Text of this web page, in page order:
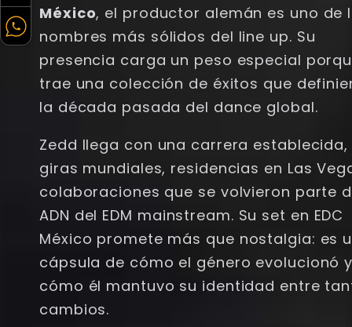
México, el productor alemán es uno de
nombres más sólidos del line up. Su
presencia carga un peso especial
trae una colección de éxitos que
la década pasada del dance global.
Zedd llega con una carrera establecida,
giras mundiales, residencias en Las
colaboraciones que se volvieron parte
ADN del EDM mainstream. Su set en EDC
México promete más que nostalgia: es
cápsula de cómo el género evolucionó
cómo él mantuvo su identidad entre
cambios.